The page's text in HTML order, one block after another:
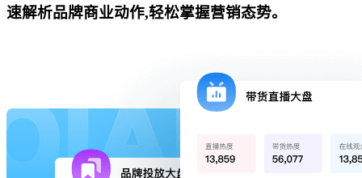
速解析品牌商业动作,轻松掌握营销态势。